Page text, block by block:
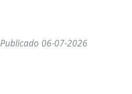
Publicado 06-07-2026